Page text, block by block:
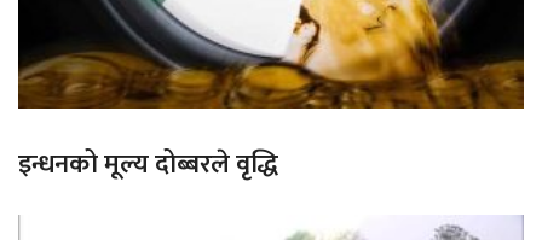
इन्धनको मूल्य दोब्बरले वृद्धि